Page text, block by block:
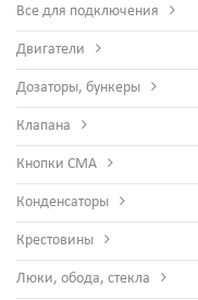
Все для подключения
Двигатели
Дозаторы, бункеры
Клапана
Кнопки СМА
Конденсаторы
Крестовины
Люки, обода, стекла